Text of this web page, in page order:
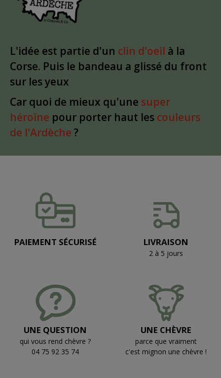
L'idée est partie d'un clin d'oeil à la
Corse. Puis le bandeau a glissé du front
sur les yeux
Car quoi de mieux qu'une super
héroïne pour porter haut les couleurs
de l'Ardèche ?
PAIEMENT SÉCURISÉ LIVRAISON
2 à 5 jours
UNE QUESTION
qui vous rend chèvre ?
04 75 92 35 74
UNE CHÈVRE
parce que vraiment
c'est mignon une chèvre !